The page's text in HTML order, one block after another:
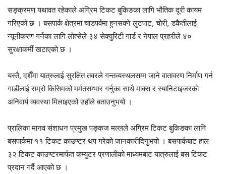
सङ्क्रमण यथावत रहेकाले अग्रिम टिकट बुकिङका लागि भौतिक दूरी कायम
गरिएको छ । बसपार्क क्षेत्रमा चाडपर्वमा हुनसक्ने लुटपाट, चोरी, डकैतीलाई
न्यूनीकरण गर्नका लागि लोत्सेले ३४ सेक्युरिटी गार्ड र नेपाल प्रहरीले ४०
सुरक्षाकर्मी खटाएको छ ।
यस्तै, दशैँमा यात्रुलाई सुरक्षित तवरले गन्तव्यस्थलसम्म जाने वातावरण निर्माण गर्न
गाडीलाई राम्रो किसिमको मर्मतसम्भार गर्नुका साथै माक्स र स्यानिटाइजरको
अनिवार्य व्यवस्था मिलाइएको उहाँले बताउनुभयो ।
प्रालिका मानव संशाधन प्रमुख पङ्कज मल्लले अग्रिम टिकट बुकिङका लागि
बसपार्कमा ११ टिकट काउण्टर थप गरेको जानकारीदिनुभयो । बसपार्कबाट हाल
३२ टिकट काउण्टरमार्फत कम्युटर प्रणालीको माध्यमबाट यात्रुलाई बस टिकट
प्रदान गर्दै आएको छ ।